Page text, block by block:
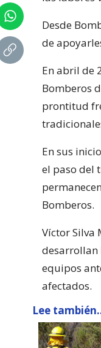
Desde
de
En abril de
Bomberos
prontitud
En sus
el paso del
Bomberos.
Víctor Silva
desarrollan
equipos
afectados.
Lee